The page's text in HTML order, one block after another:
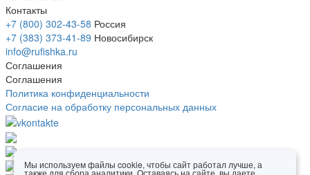
Контакты
+7 (800) 302-43-58 Россия
+7 (383) 373-41-89 Новосибирск
info@rufishka.ru
Соглашения
Соглашения
Политика конфиденциальности
Согласие на обработку персональных данных
Мы используем файлы cookie, чтобы сайт работал лучше, а
также для сбора аналитики. Оставаясь на сайте, вы даете